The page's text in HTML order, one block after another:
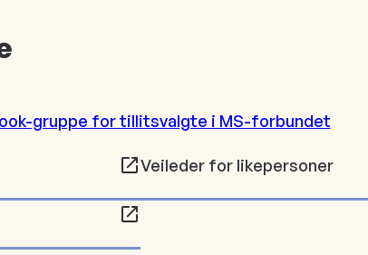
gruppe for tillitsvalgte i MS-forbundet
Veileder for likepersoner